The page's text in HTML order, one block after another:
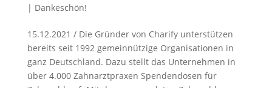
| Dankeschön!
15.12.2021 / Die Gründer von Charify unterstützen
bereits seit 1992 gemeinnützige Organisationen in
ganz Deutschland. Dazu stellt das Unternehmen in
über 4.000 Zahnarztpraxen Spendendosen für